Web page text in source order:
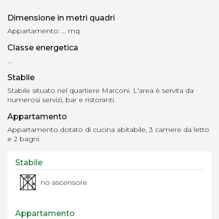
Dimensione in metri quadri
Appartamento: ... mq
Classe energetica
...
Stabile
Stabile situato nel quartiere Marconi. L'area è servita da
numerosi servizi, bar e ristoranti.
Appartamento
Appartamento dotato di cucina abitabile, 3 camere da letto
e 2 bagni.
Stabile
no ascensore
Appartamento